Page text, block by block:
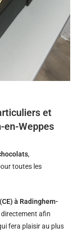
et
en-Weppes
,
toutes les
à Radinghem-
afin
fera plaisir au plus